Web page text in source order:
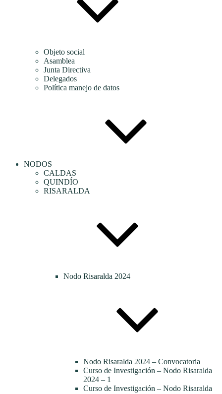
Objeto social
Asamblea
Junta Directiva
Delegados
Política manejo de datos
NODOS
CALDAS
QUINDÍO
RISARALDA
Nodo Risaralda 2024
Nodo Risaralda 2024 – Convocatoria
Curso de Investigación – Nodo Risaralda
2024 – 1
Curso de Investigación – Nodo Risaralda